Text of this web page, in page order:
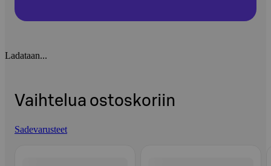
Ladataan...
Vaihtelua ostoskoriin
Sadevarusteet